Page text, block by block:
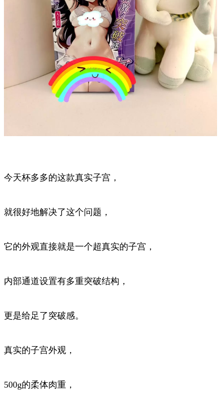
今天杯多多的这款真实子宫，
就很好地解决了这个问题，
它的外观直接就是一个超真实的子宫，
内部通道设置有多重突破结构，
更是给足了突破感。
真实的子宫外观，
500g的柔体肉重，